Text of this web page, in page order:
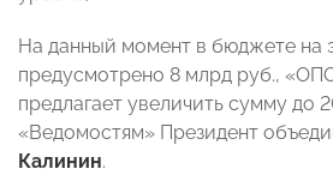
На данный момент в бюджете на
предусмотрено 8 млрд руб.,
предлагает увеличить сумму до
«Ведомостям» Президент
Калинин.